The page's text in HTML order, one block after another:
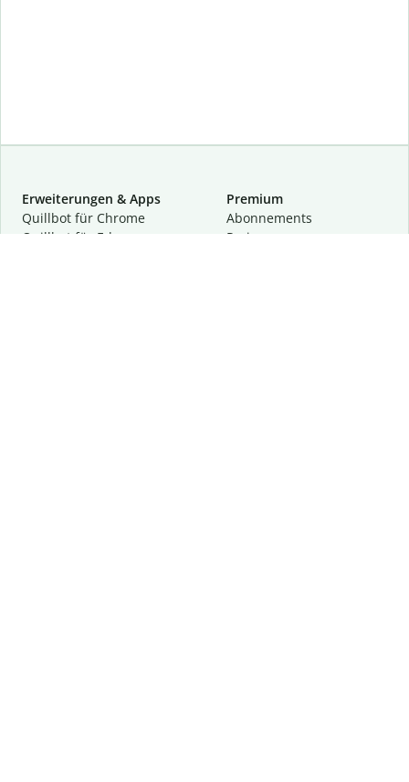
Erweiterungen & Apps
Quillbot für Chrome
Quillbot für Edge
Premium
Abon­ne­ments
Preise